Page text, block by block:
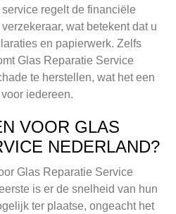
regelt de financiële
wat betekent dat u
en papierwerk. Zelfs
Glas Reparatie Service
te herstellen, wat het een
iedereen.
VOOR GLAS
NEDERLAND?
Glas Reparatie Service
is er de snelheid van hun
ter plaatse, ongeacht het